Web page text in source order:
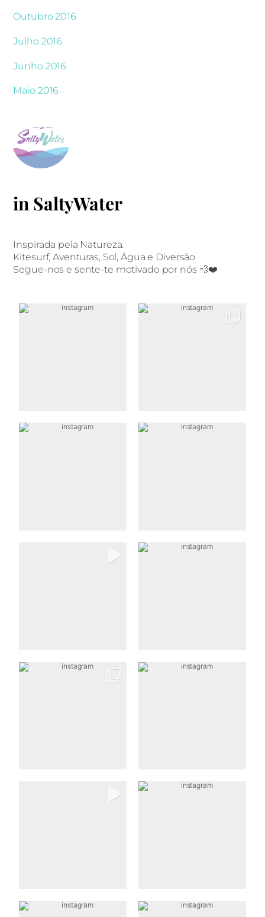
Outubro 2016
Julho 2016
Junho 2016
Maio 2016
in SaltyWater
Inspirada pela Natureza.
Kitesurf, Aventuras, Sol, Água e Diversão
Segue-nos e sente-te motivado por nós 💨❤️